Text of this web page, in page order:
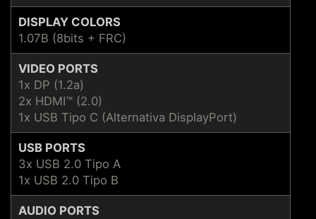
DISPLAY COLORS
1.07B (8bits + FRC)
VIDEO PORTS
1x DP (1.2a)
2x HDMI™ (2.0)
1x USB Tipo C (Alternativa DisplayPort)
USB PORTS
3x USB 2.0 Tipo A
1x USB 2.0 Tipo B
AUDIO PORTS